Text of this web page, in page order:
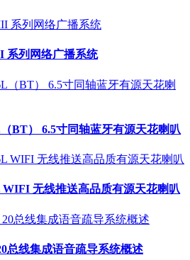
系列网络广播系统
BT） 6.5寸同轴蓝牙有源天花喇叭
无线推送高品质有源天花喇叭
总线集成语音疏导系统概述